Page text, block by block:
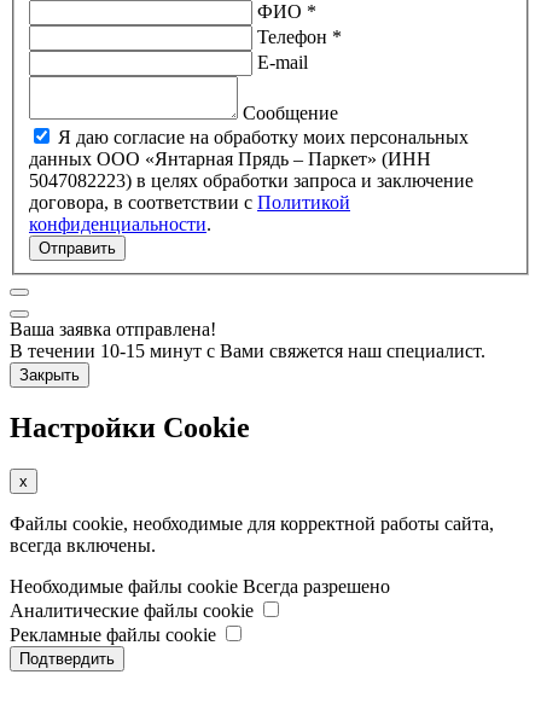
ФИО *
Телефон *
E-mail
Сообщение
Я даю согласие на обработку моих персональных
данных ООО «Янтарная Прядь – Паркет» (ИНН
5047082223) в целях обработки запроса и заключение
договора, в соответствии с Политикой
конфиденциальности.
Отправить
Ваша заявка отправлена!
В течении 10-15 минут с Вами свяжется наш специалист.
Закрыть
Настройки Cookie
x
Файлы cookie, необходимые для корректной работы сайта,
всегда включены.
Необходимые файлы cookie Всегда разрешено
Аналитические файлы cookie
Рекламные файлы cookie
Подтвердить